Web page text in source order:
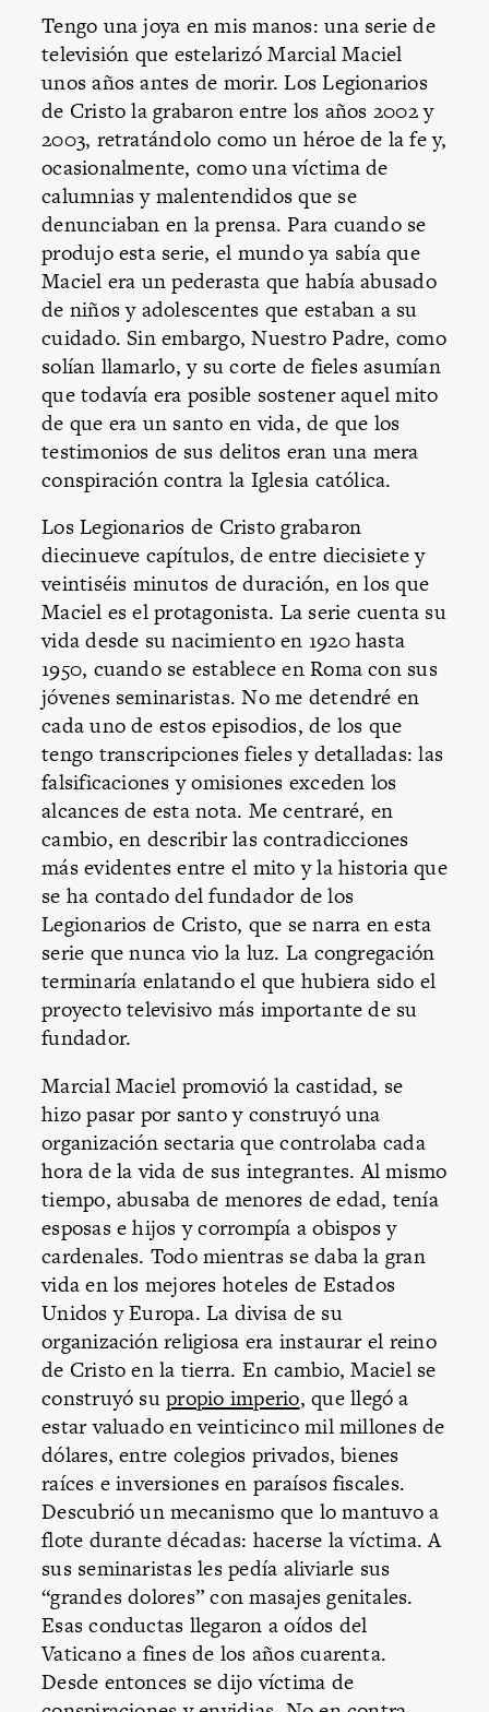
Tengo una joya en mis manos: una serie de
televisión que estelarizó Marcial Maciel
unos años antes de morir. Los Legionarios
de Cristo la grabaron entre los años 2002 y
2003, retratándolo como un héroe de la fe y,
ocasionalmente, como una víctima de
calumnias y malentendidos que se
denunciaban en la prensa. Para cuando se
produjo esta serie, el mundo ya sabía que
Maciel era un pederasta que había abusado
de niños y adolescentes que estaban a su
cuidado. Sin embargo, Nuestro Padre, como
solían llamarlo, y su corte de fieles asumían
que todavía era posible sostener aquel mito
de que era un santo en vida, de que los
testimonios de sus delitos eran una mera
conspiración contra la Iglesia católica.
Los Legionarios de Cristo grabaron
diecinueve capítulos, de entre diecisiete y
veintiséis minutos de duración, en los que
Maciel es el protagonista. La serie cuenta su
vida desde su nacimiento en 1920 hasta
1950, cuando se establece en Roma con sus
jóvenes seminaristas. No me detendré en
cada uno de estos episodios, de los que
tengo transcripciones fieles y detalladas: las
falsificaciones y omisiones exceden los
alcances de esta nota. Me centraré, en
cambio, en describir las contradicciones
más evidentes entre el mito y la historia que
se ha contado del fundador de los
Legionarios de Cristo, que se narra en esta
serie que nunca vio la luz. La congregación
terminaría enlatando el que hubiera sido el
proyecto televisivo más importante de su
fundador.
Marcial Maciel promovió la castidad, se
hizo pasar por santo y construyó una
organización sectaria que controlaba cada
hora de la vida de sus integrantes. Al mismo
tiempo, abusaba de menores de edad, tenía
esposas e hijos y corrompía a obispos y
cardenales. Todo mientras se daba la gran
vida en los mejores hoteles de Estados
Unidos y Europa. La divisa de su
organización religiosa era instaurar el reino
de Cristo en la tierra. En cambio, Maciel se
construyó supropio imperio, que llegó a
estar valuado en veinticinco mil millones de
dólares, entre colegios privados, bienes
raíces e inversiones en paraísos fiscales.
Descubrió un mecanismo que lo mantuvo a
flote durante décadas: hacerse la víctima. A
sus seminaristas les pedía aliviarle sus
“grandes dolores” con masajes genitales.
Esas conductas llegaron a oídos del
Vaticano a fines de los años cuarenta.
Desde entonces se dijo víctima de